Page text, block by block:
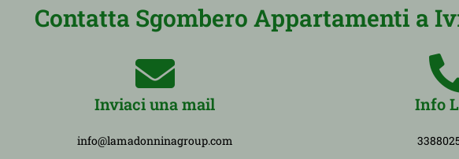
Contatta Sgombero Appartamenti a
Inviaci una mail
info@lamadonninagroup.com
Info